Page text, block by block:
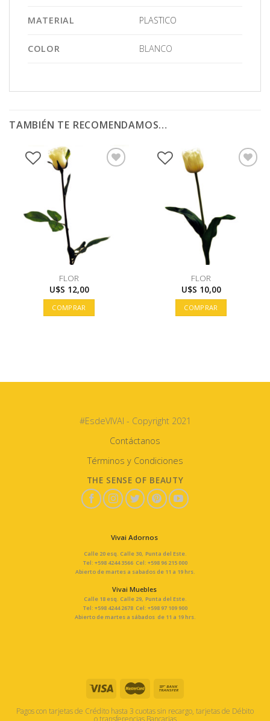
MATERIAL PLASTICO
COLOR BLANCO
TAMBIÉN TE RECOMENDAMOS…
FLOR
U$S 12,00
COMPRAR
FLOR
U$S 10,00
COMPRAR
#EsdeVIVAI - Copyright 2021
Contáctanos
Términos y Condiciones
THE SENSE OF BEAUTY
Vivai Adornos
Calle 20 esq. Calle 30, Punta del Este.
Tel: +598 4244 3566 Cel: +598 96 215 000
Abierto de martes a sabados de 11 a 19 hrs.
Vivai Muebles
Calle 18 esq. Calle 29, Punta del Este.
Tel: +598 4244 2678 Cel: +598 97 109 900
Abierto de martes a sábados de 11 a 19 hrs.
Pagos con tarjetas de Crédito hasta 3 cuotas sin recargo, tarjetas de Débito
o transferencias Bancarias